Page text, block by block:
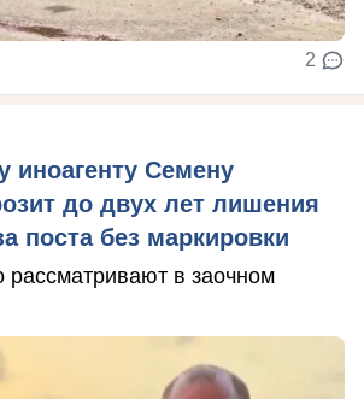
2
иноагенту Семену
до двух лет лишения
поста без маркировки
рассматривают в заочном